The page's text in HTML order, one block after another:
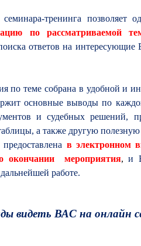
семинара-тренинга позволяет
порассматриваемой
ответов на интересующие
по теме собрана в удобной и
основные выводы по
и судебных решений,
а также другую
в электронном
окончании мероприятия,и
работе.
видеть ВАС на онлайн